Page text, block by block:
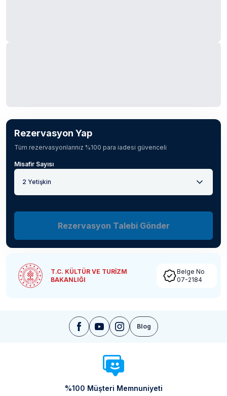
Rezervasyon Yap
Tüm rezervasyonlarınız %100 para iadesi güvenceli
Misafir Sayısı
2 Yetişkin
Rezervasyon Talebi Gönder
T.C. KÜLTÜR VE TURİZM
BAKANLIĞI
Belge No
07-2184
Blog
%100 Müşteri Memnuniyeti